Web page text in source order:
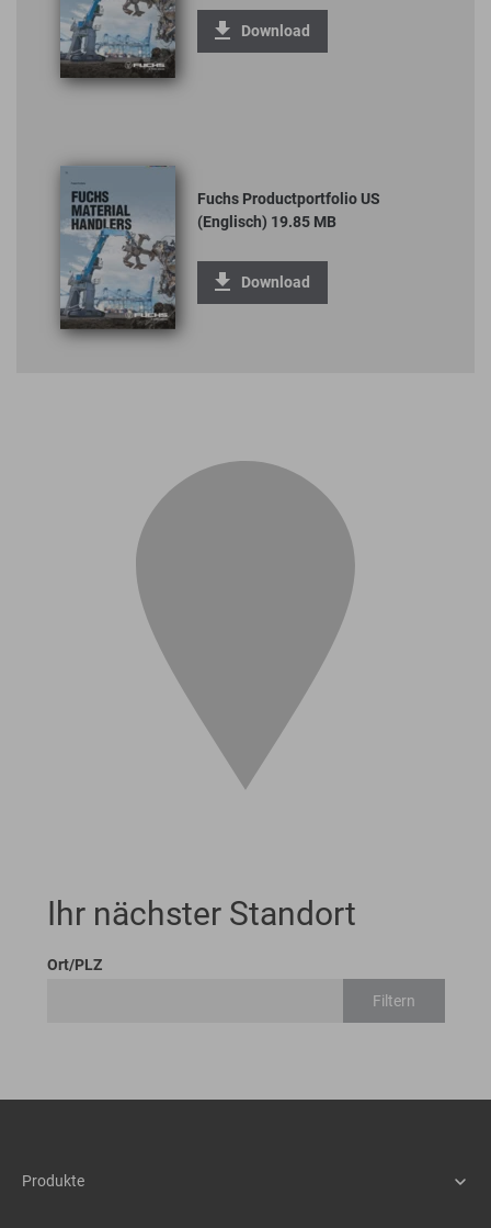
Download
Fuchs Productportfolio US
(Englisch) 19.85 MB
Download
Ihr nächster Standort
Ort/PLZ
Filtern
Produkte